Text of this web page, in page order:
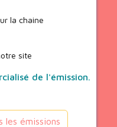
la chaine
site
de l'émission.
émissions